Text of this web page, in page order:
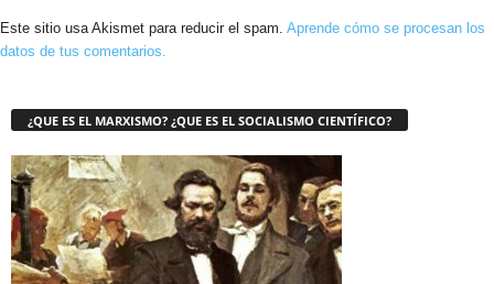
Este sitio usa Akismet para reducir el spam. Aprende cómo se procesan los
datos de tus comentarios.
¿QUE ES EL MARXISMO? ¿QUE ES EL SOCIALISMO CIENTÍFICO?